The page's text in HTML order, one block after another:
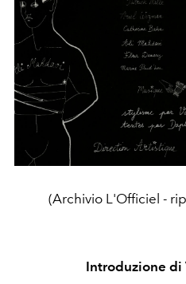
(Archivio L'Officiel -
Introduzione di